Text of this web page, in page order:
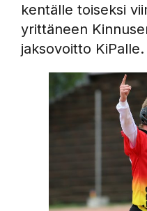
kentälle toiseksi
yrittäneen
jaksovoitto KiPalle.